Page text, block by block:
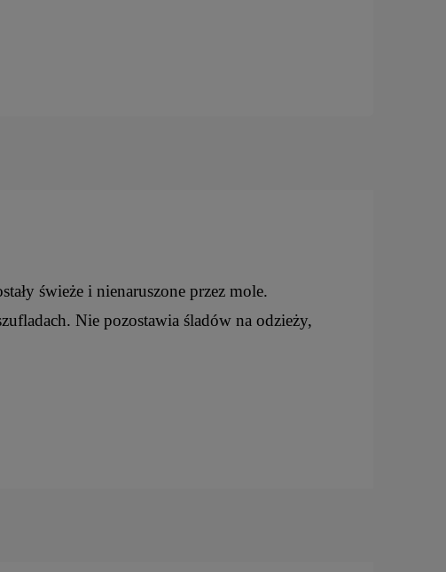
świeże i nienaruszone przez mole.
Nie pozostawia śladów na odzieży,